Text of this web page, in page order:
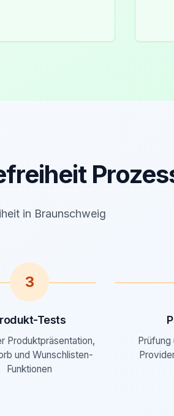
in Braunschweig
3
Tests
Produktpräsentation,
und Wunschlisten-
Funktionen